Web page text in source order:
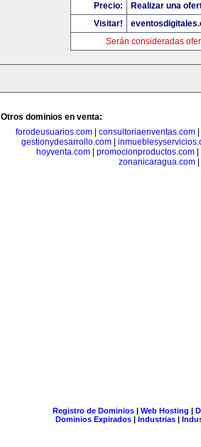
Precio:
Realizar una
Visitar!
Serán consideradas
Otros dominios en venta:
forodeusuarios.com
consultoriaenventas.com
gestionydesarrollo.com
hoyventa.com| promocionproductos.com|
zonanicaragua.com
Registro de Dominios| Web Hosting |
Dominios Expirados | Industrias |